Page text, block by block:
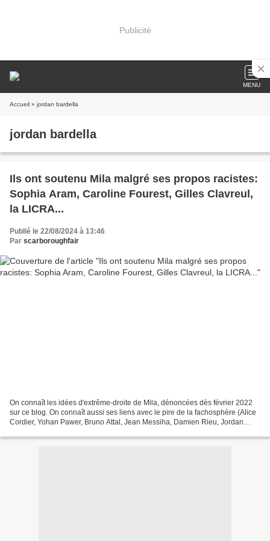
Publicité
MENU
Accueil » jordan bardella
jordan bardella
Ils ont soutenu Mila malgré ses propos racistes:
Sophia Aram, Caroline Fourest, Gilles Clavreul,
la LICRA...
Publié le 22/08/2024 à 13:46
Par scarboroughfair
On connaît les idées d'extrême-droite de Mila, dénoncées dès février 2022
sur ce blog. On connaît aussi ses liens avec le pire de la fachosphère (Alice
Cordier, Yohan Pawer, Bruno Attal, Jean Messiha, Damien Rieu, Jordan